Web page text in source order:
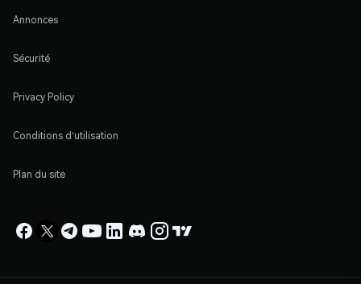
Annonces
Sécurité
Privacy Policy
Conditions d'utilisation
Plan du site